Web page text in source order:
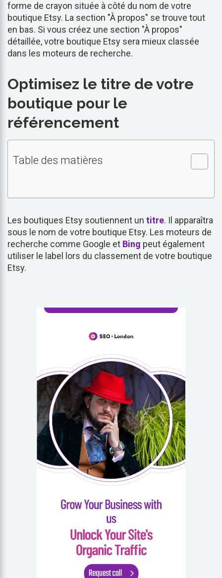
forme de crayon située à côté du nom de votre
boutique Etsy. La section "À propos" se trouve tout
en bas. Si vous créez une section "À propos"
détaillée, votre boutique Etsy sera mieux classée
dans les moteurs de recherche.
Optimisez le titre de votre
boutique pour le
référencement
Table des matières
Les boutiques Etsy soutiennent un titre. Il apparaîtra
sous le nom de votre boutique Etsy. Les moteurs de
recherche comme Google et Bing peut également
utiliser le label lors du classement de votre boutique
Etsy.